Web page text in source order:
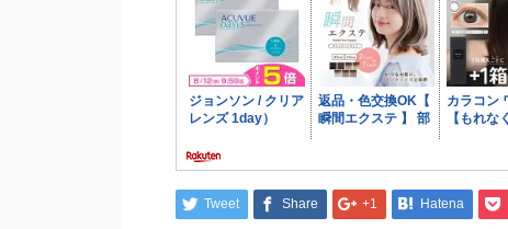
Tweet Share +1 Hatena